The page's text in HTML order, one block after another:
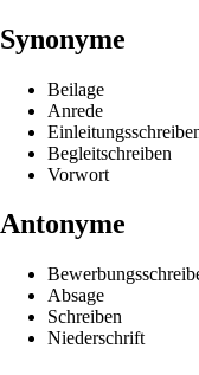
Synonyme
Beilage
Anrede
Begleitschreiben
Vorwort
Antonyme
Absage
Schreiben
Niederschrift